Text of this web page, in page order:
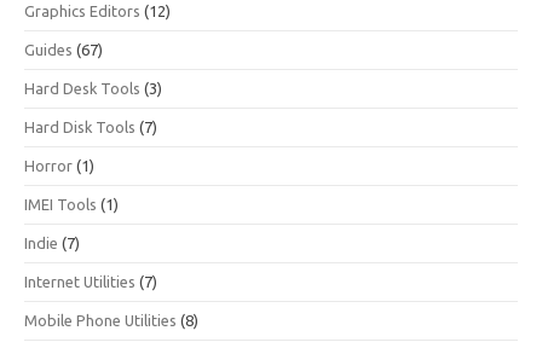
Graphics Editors (12)
Guides (67)
Hard Desk Tools (3)
Hard Disk Tools (7)
Horror (1)
IMEI Tools (1)
Indie (7)
Internet Utilities (7)
Mobile Phone Utilities (8)